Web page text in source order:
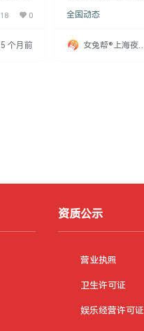
日常工
入可
18 0
5 个月前
合适地段和管理模
务员、迎宾等岗位
佳，有经验者优先
全国动态
女兔帮®上海夜
资质公示
营业执照
卫生许可证
娱乐经营许可证